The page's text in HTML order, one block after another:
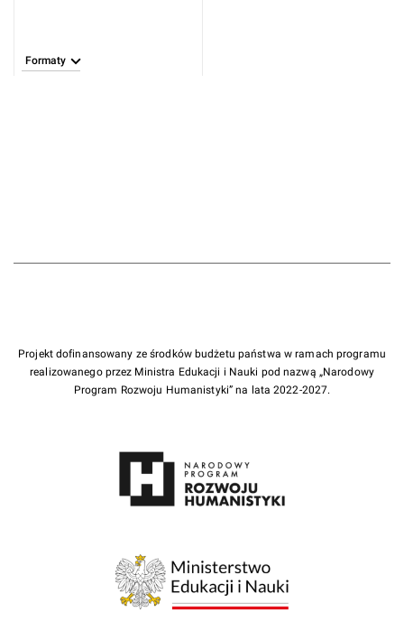
Formaty
Projekt dofinansowany ze środków budżetu państwa w ramach programu
realizowanego przez Ministra Edukacji i Nauki pod nazwą „Narodowy
Program Rozwoju Humanistyki” na lata 2022-2027.